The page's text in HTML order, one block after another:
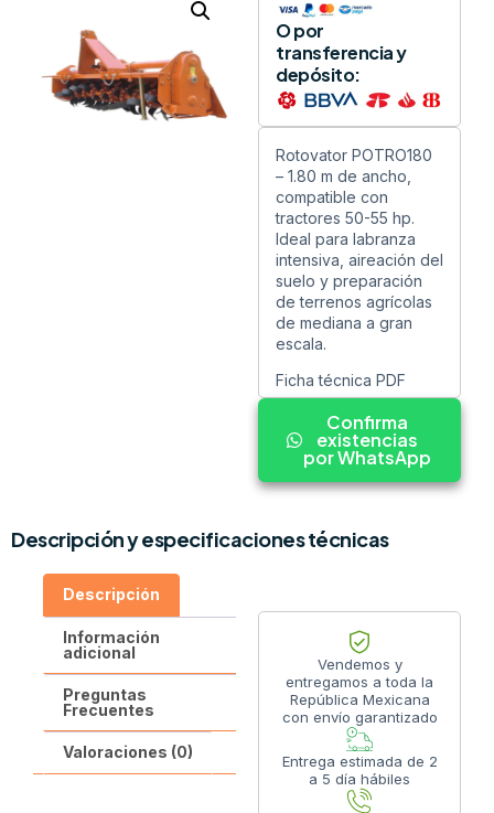
O por
transferencia y
depósito:
Rotovator POTRO180
– 1.80 m de ancho,
compatible con
tractores 50-55 hp.
Ideal para labranza
intensiva, aireación del
suelo y preparación
de terrenos agrícolas
de mediana a gran
escala.
Ficha técnica PDF
Confirma
existencias
por WhatsApp
Descripción y especificaciones técnicas
Descripción
Información
adicional
Preguntas
Frecuentes
Valoraciones (0)
Vendemos y
entregamos a toda la
República Mexicana
con envío garantizado
Entrega estimada de 2
a 5 día hábiles